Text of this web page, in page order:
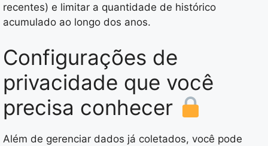
recentes) e limitar a quantidade de histórico
acumulado ao longo dos anos.
Configurações de
privacidade que você
precisa conhecer
Além de gerenciar dados já coletados, você pode